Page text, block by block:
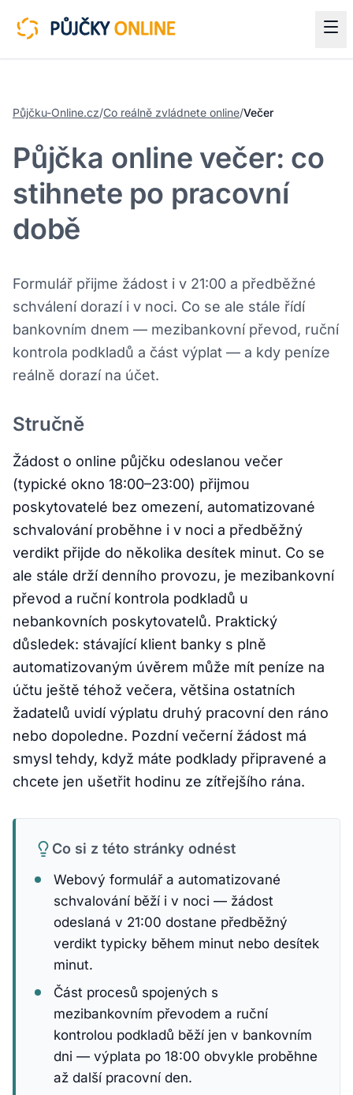
Půjčku-Online.cz/Co reálně zvládnete online/Večer
Půjčka online večer: co
stihnete po pracovní
době
Formulář přijme žádost i v 21:00 a předběžné
schválení dorazí i v noci. Co se ale stále řídí
bankovním dnem — mezibankovní převod, ruční
kontrola podkladů a část výplat — a kdy peníze
reálně dorazí na účet.
Stručně
Žádost o online půjčku odeslanou večer
(typické okno 18:00–23:00) přijmou
poskytovatelé bez omezení, automatizované
schvalování proběhne i v noci a předběžný
verdikt přijde do několika desítek minut. Co se
ale stále drží denního provozu, je mezibankovní
převod a ruční kontrola podkladů u
nebankovních poskytovatelů. Praktický
důsledek: stávající klient banky s plně
automatizovaným úvěrem může mít peníze na
účtu ještě téhož večera, většina ostatních
žadatelů uvidí výplatu druhý pracovní den ráno
nebo dopoledne. Pozdní večerní žádost má
smysl tehdy, když máte podklady připravené a
chcete jen ušetřit hodinu ze zítřejšího rána.
Co si z této stránky odnést
Webový formulář a automatizované
schvalování běží i v noci — žádost
odeslaná v 21:00 dostane předběžný
verdikt typicky během minut nebo desítek
minut.
Část procesů spojených s
mezibankovním převodem a ruční
kontrolou podkladů běží jen v bankovním
dni — výplata po 18:00 obvykle proběhne
až další pracovní den.